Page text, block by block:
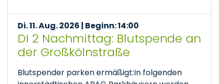
Di. 11. Aug. 2026 | Beginn: 14:00
DI 2 Nachmittag: Blutspende an
der Großkölnstraße
Blutspender parken ermäßigt:In folgenden